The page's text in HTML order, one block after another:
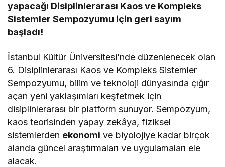
yapacağı Disiplinlerarası Kaos ve Kompleks
Sistemler Sempozyumu için geri sayım
başladı!
İstanbul Kültür Üniversitesi’nde düzenlenecek olan
6. Disiplinlerarası Kaos ve Kompleks Sistemler
Sempozyumu, bilim ve teknoloji dünyasında çığır
açan yeni yaklaşımları keşfetmek için
disiplinlerarası bir platform sunuyor. Sempozyum,
kaos teorisinden yapay zekâya, fiziksel
sistemlerden ekonomi ve biyolojiye kadar birçok
alanda güncel araştırmaları ve uygulamaları ele
alacak.